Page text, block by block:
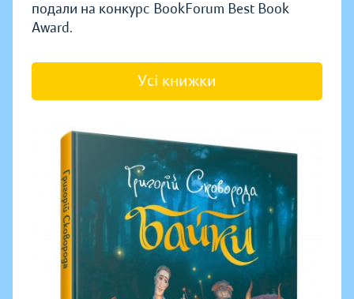
подали на конкурс BookForum Best Book
Award.
Усі книжки